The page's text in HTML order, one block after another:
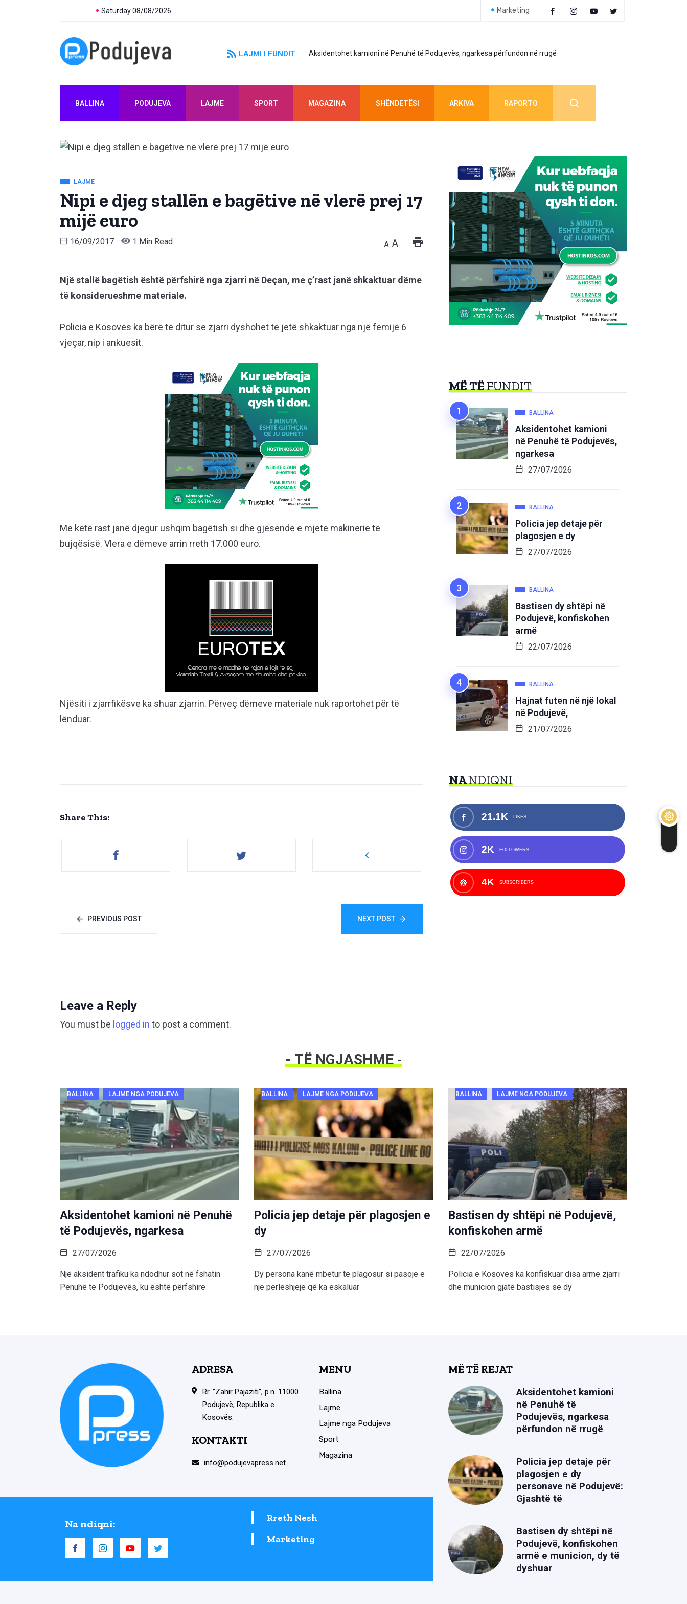
Saturday 08/08/2026 Marketing
LAJMI I FUNDIT Aksidentohet kamioni në Penuhë të Podujevës, ngarkesa përfundon në rrugë
BALLINA PODUJEVA LAJME SPORT MAGAZINA SHËNDETËSI ARKIVA RAPORTO
LAJME
Nipi e djeg stallën e bagëtive në vlerë prej 17
mijë euro
16/09/2017 1 Min Read A A
Një stallë bagëtish është përfshirë nga zjarri në Deçan, me ç’rast janë shkaktuar dëme
të konsiderueshme materiale.
Policia e Kosovës ka bërë të ditur se zjarri dyshohet të jetë shkaktuar nga një fëmijë 6
vjeçar, nip i ankuesit.
Me këtë rast janë djegur ushqim bagëtish si dhe gjësende e mjete makinerie të
bujqësisë. Vlera e dëmeve arrin rreth 17.000 euro.
Njësiti i zjarrfikësve ka shuar zjarrin. Përveç dëmeve materiale nuk raportohet për të
lënduar.
Share This:
PREVIOUS POST NEXT POST
Leave a Reply
You must be logged in to post a comment.
MË TËFUNDIT
BALLINA
Aksidentohet kamioni
në Penuhë të Podujevës,
ngarkesa
27/07/2026
BALLINA
Policia jep detaje për
plagosjen e dy
27/07/2026
BALLINA
Bastisen dy shtëpi në
Podujevë, konfiskohen
armë
22/07/2026
BALLINA
Hajnat futen në një lokal
në Podujevë,
21/07/2026
NANDIQNI
21.1K LIKES
2K FOLLOWERS
4K SUBSCRIBERS
- TË NGJASHME-
BALLINA LAJME NGA PODUJEVA
Aksidentohet kamioni në Penuhë
të Podujevës, ngarkesa
27/07/2026
Një aksident trafiku ka ndodhur sot në fshatin
Penuhë të Podujevës, ku është përfshirë
BALLINA LAJME NGA PODUJEVA
Policia jep detaje për plagosjen e
dy
27/07/2026
Dy persona kanë mbetur të plagosur si pasojë e
një përleshjeje që ka eskaluar
BALLINA LAJME NGA PODUJEVA
Bastisen dy shtëpi në Podujevë,
konfiskohen armë
22/07/2026
Policia e Kosovës ka konfiskuar disa armë zjarri
dhe municion gjatë bastisjes së dy
ADRESA
Rr. "Zahir Pajaziti", p.n. 11000
Podujevë, Republika e
Kosovës.
KONTAKTI
info@podujevapress.net
MENU
Ballina
Lajme
Lajme nga Podujeva
Sport
Magazina
Na ndiqni:
Rreth Nesh
Marketing
MË TË REJAT
Aksidentohet kamioni
në Penuhë të
Podujevës, ngarkesa
përfundon në rrugë
Policia jep detaje për
plagosjen e dy
personave në Podujevë:
Gjashtë të
Bastisen dy shtëpi në
Podujevë, konfiskohen
armë e municion, dy të
dyshuar